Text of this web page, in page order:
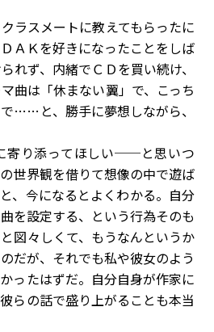
ラスメートに教えてもらったに
ＡＫを好きになったことをしば
れず、内緒でＣＤを買い続け、
曲は「休まない翼」で、こっち
……と、勝手に夢想しながら、
寄り添ってほしい──と思いつ
世界観を借りて想像の中で遊ば
、今になるとよくわかる。自分
を設定する、という行為そのも
図々しくて、もうなんというか
だが、それでも私や彼女のよう
ったはずだ。自分自身が作家に
らの話で盛り上がることも本当